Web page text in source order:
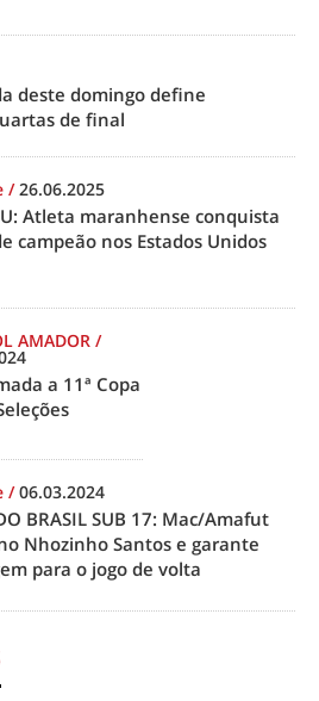
deste domingo define
de final
/26.06.2025
Atleta maranhense conquista
campeão nos Estados Unidos
AMADOR /
a 11ª Copa
/06.03.2024
BRASIL SUB 17: Mac/Amafut
Nhozinho Santos e garante
para o jogo de volta